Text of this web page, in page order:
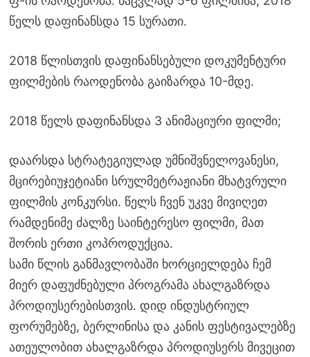
წელს დაფინანსდა 15 სურათი.
2018 წლისთვის დაფინანსებული დოკუმენტური
ფილმების რაოდენობა გაიზარდა 10-მდე.
2018 წელს დაფინანსდა 3 ანიმაციური ფილმი;
დაარსდა სტრატეგიულად უმნიშვნელოვანესი,
მცირებიუჯეტიანი სრულმეტრაჟიანი მხატვრული
ფილმის კონკურსი. წელს ჩვენ უკვე მივიღეთ
რამდენიმე ძალზე საინტერესო ფილმი, მათ
შორის ერთი კოპროდუქცია.
სამი წლის განმავლობაში ხორციელდება ჩემ
მიერ დაფუძნებული პროგრამა ახალგაზრდა
პროდიუსერებისთვის. დიდ ინდუსტრიულ
ფორუმებზე, ბერლინისა და კანის ფესტივალებზე
ათეულობით ახალგაზრდა პროდიუსერს მივეცით